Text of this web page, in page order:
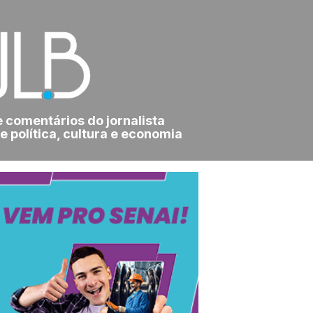
comentários do jornalista
política, cultura e economia